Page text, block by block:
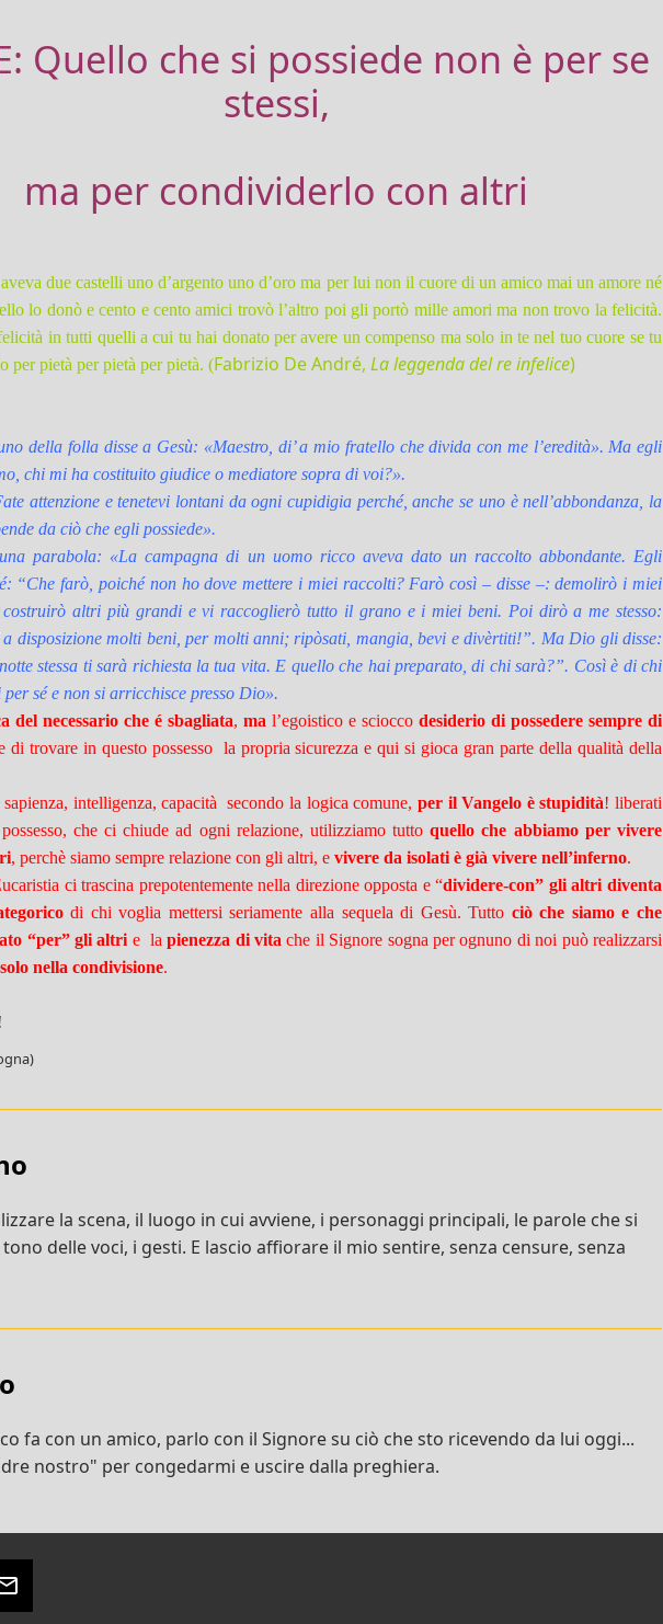
Quello che si possiede non è per se
stessi,
ma per condividerlo con altri
due castelli uno d’argento uno d’oro ma per lui non il cuore di un amico mai un amore né
lo donò e cento e cento amici trovò l’altro poi gli portò mille amori ma non trovo la felicità.
in tutti quelli a cui tu hai donato per avere un compenso ma solo in te nel tuo cuore se tu
per pietà per pietà per pietà. (Fabrizio De André, La leggenda del re infelice)
della folla disse a Gesù: «Maestro, di’ a mio fratello che divida con me l’eredità». Ma egli
chi mi ha costituito giudice o mediatore sopra di voi?».
attenzione e tenetevi lontani da ogni cupidigia perché, anche se uno è nell’abbondanza, la
da ciò che egli possiede».
parabola: «La campagna di un uomo ricco aveva dato un raccolto abbondante. Egli
“Che farò, poiché non ho dove mettere i miei raccolti? Farò così – disse –: demolirò i miei
costruirò altri più grandi e vi raccoglierò tutto il grano e i miei beni. Poi dirò a me stesso:
disposizione molti beni, per molti anni; ripòsati, mangia, bevi e divèrtiti!”. Ma Dio gli disse:
stessa ti sarà richiesta la tua vita. E quello che hai preparato, di chi sarà?”. Così è di chi
sé e non si arricchisce presso Dio».
del necessario che é sbagliata, ma l’egoistico e sciocco desiderio di possedere sempre di
di trovare in questo possesso la propria sicurezza e qui si gioca gran parte della qualità della
intelligenza, capacità secondo la logica comune, per il Vangelo è stupidità! liberati
che ci chiude ad ogni relazione, utilizziamo tuttoquello che abbiamo per vivere
, perchè siamo sempre relazione con gli altri, e vivere da isolati è già vivere nell’inferno.
ci trascina prepotentemente nella direzione opposta e “dividere-con” gli altri diventa
di chi voglia mettersi seriamente alla sequela di Gesù. Tutto ciò che siamo e che
“per” gli altri e lapienezza di vita che il Signore sogna per ognuno di noi può realizzarsi
solo nella condivisione.
la scena, il luogo in cui avviene, i personaggi principali, le parole che si
delle voci, i gesti. E lascio affiorare il mio sentire, senza censure, senza
fa con un amico, parlo con il Signore su ciò che sto ricevendo da lui oggi...
nostro" per congedarmi e uscire dalla preghiera.